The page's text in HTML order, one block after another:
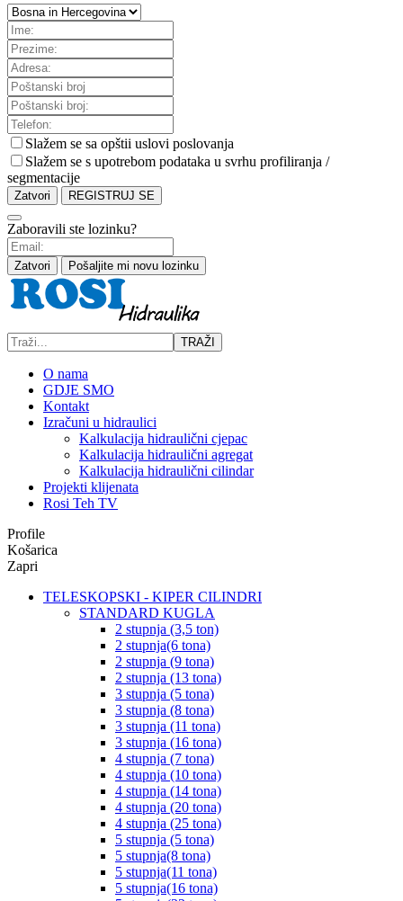
Slažem se sa opštii uslovi poslovanja
Slažem se s upotrebom podataka u svrhu profiliranja /
segmentacije
Zatvori REGISTRUJ SE
Zaboravili ste lozinku?
Zatvori Pošaljite mi novu lozinku
TRAŽI
O nama
GDJE SMO
Kontakt
Izračuni u hidraulici
Kalkulacija hidraulični cjepac
Kalkulacija hidraulični agregat
Kalkulacija hidraulični cilindar
Projekti klijenata
Rosi Teh TV
Profile
Košarica
Zapri
TELESKOPSKI - KIPER CILINDRI
STANDARD KUGLA
2 stupnja (3,5 ton)
2 stupnja(6 tona)
2 stupnja (9 tona)
2 stupnja (13 tona)
3 stupnja (5 tona)
3 stupnja (8 tona)
3 stupnja (11 tona)
3 stupnja (16 tona)
4 stupnja (7 tona)
4 stupnja (10 tona)
4 stupnja (14 tona)
4 stupnja (20 tona)
4 stupnja (25 tona)
5 stupnja (5 tona)
5 stupnja(8 tona)
5 stupnja(11 tona)
5 stupnja(16 tona)